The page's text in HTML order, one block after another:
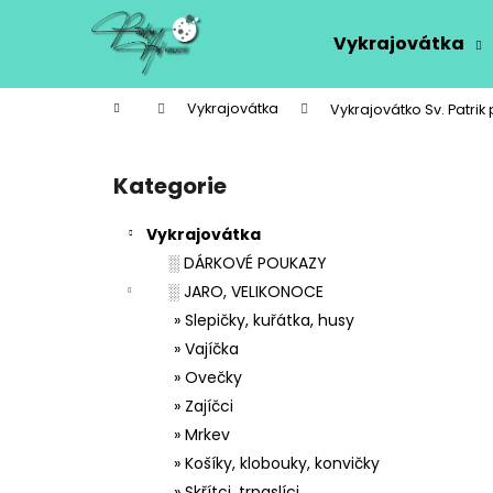
Vykrajovátka
Domů Vykrajovátka Vykrajovátko Sv.
Přeskočit
kategorie
Kategorie
Vykrajovátka
░ DÁRKOVÉ POUKAZY
░ JARO, VELIKONOCE
» Slepičky, kuřátka, husy
» Vajíčka
» Ovečky
» Zajíčci
» Mrkev
» Košíky, klobouky, konvičky
í
Zpět
do
Zpět
do